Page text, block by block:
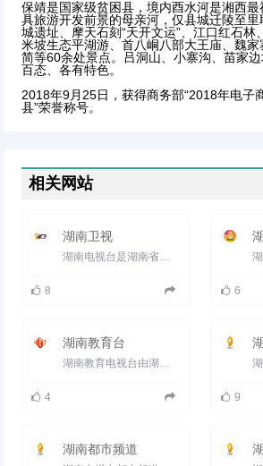
保靖是国家级贫困县，境内酉水河是湘西
具旅游开发前景的母亲河，仅县城迁陵至
城遗址、摩天石刻“天开文运”、江口红石林
米坡生态平湖游、首八峒八部大王庙、魏
简等60余处景点。吕洞山、小寨沟、苗家
百态、各有特色。
2018年9月25日，获得商务部“2018年电子
县”荣誉称号。
相关网站
湖南卫视
8 6
湖南教育台
4 9
湖南都市频道